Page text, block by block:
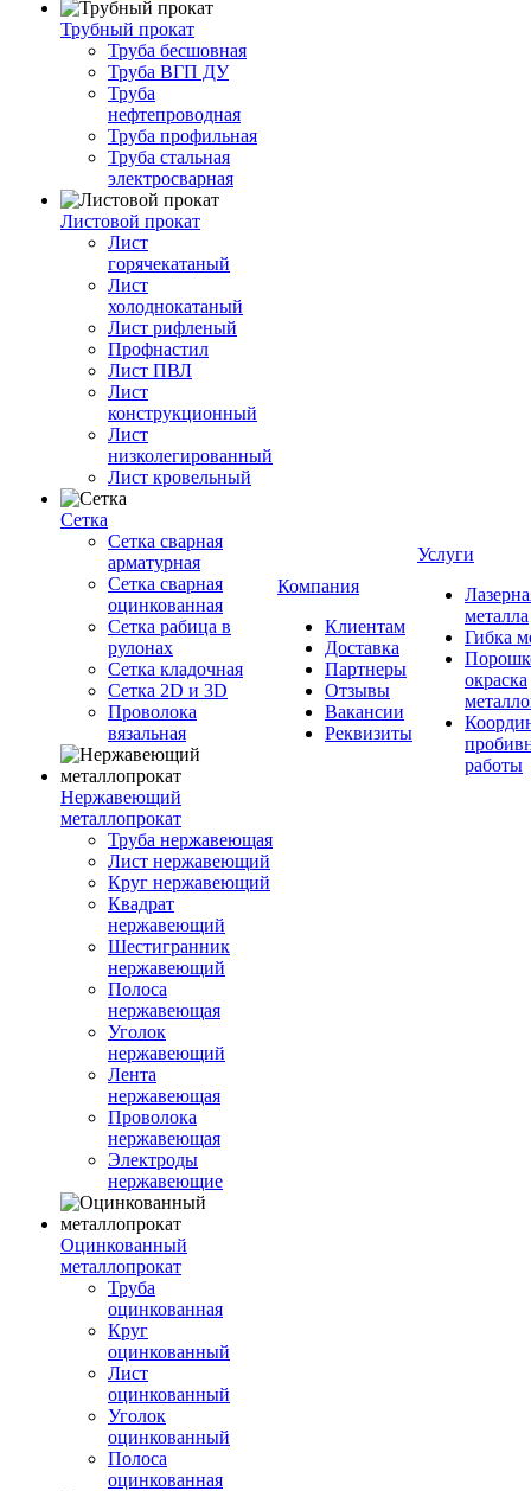
Трубный прокат
Труба бесшовная
Труба ВГП ДУ
Труба
нефтепроводная
Труба профильная
Труба стальная
электросварная
Листовой прокат
Лист
горячекатаный
Лист
холоднокатаный
Лист рифленый
Профнастил
Лист ПВЛ
Лист
конструкционный
Лист
низколегированный
Лист кровельный
Сетка
Сетка сварная
арматурная
Сетка сварная
оцинкованная
Сетка рабица в
рулонах
Сетка кладочная
Сетка 2D и 3D
Проволока
вязальная
Нержавеющий
металлопрокат
Труба нержавеющая
Лист нержавеющий
Круг нержавеющий
Квадрат
нержавеющий
Шестигранник
нержавеющий
Полоса
нержавеющая
Уголок
нержавеющий
Лента
нержавеющая
Проволока
нержавеющая
Электроды
нержавеющие
Оцинкованный
металлопрокат
Труба
оцинкованная
Круг
оцинкованный
Лист
оцинкованный
Уголок
оцинкованный
Полоса
оцинкованная
Компания
Клиентам
Доставка
Партнеры
Отзывы
Вакансии
Реквизиты
Услуги
металла
Гибка
окраска
работы